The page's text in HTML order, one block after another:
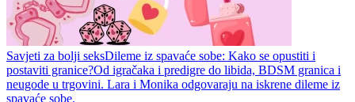
Savjeti za bolji seksDileme iz spavaće sobe: Kako se opustiti i
postaviti granice?Od igračaka i predigre do libida, BDSM granica i
neugode u trgovini. Lara i Monika odgovaraju na iskrene dileme iz
spavaće sobe.